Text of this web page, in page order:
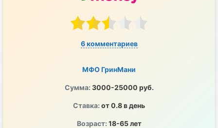
6 комментариев
МФО ГринМани
Сумма: 3000-25000 руб.
Ставка: от 0.8 в день
Возраст: 18-65 лет